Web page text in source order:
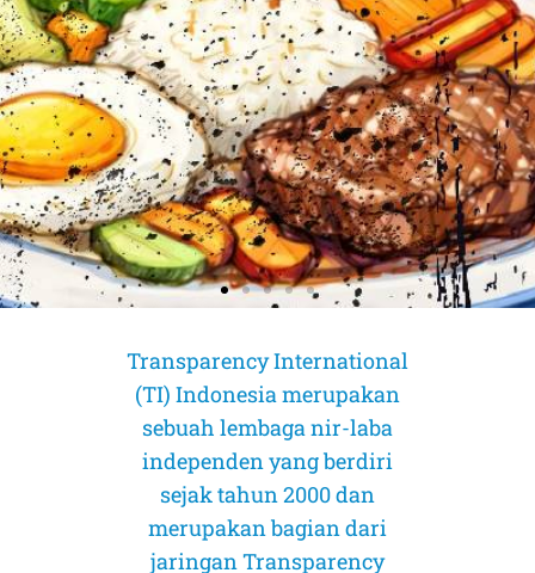
Transparency International
(TI) Indonesia merupakan
sebuah lembaga nir-laba
independen yang berdiri
sejak tahun 2000 dan
merupakan bagian dari
jaringan Transparency